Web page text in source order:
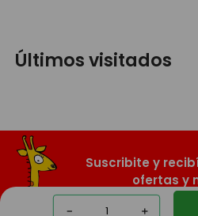
＋
－
Últimos visitados
Suscribite y
ofertas y